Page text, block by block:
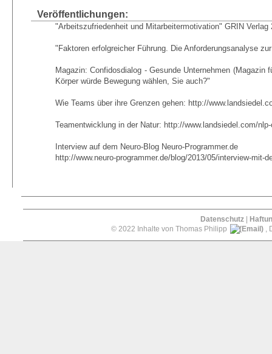
Veröffentlichungen:
"Arbeitszufriedenheit und Mitarbeitermotivation" GRIN Verlag
"Faktoren erfolgreicher Führung. Die Anforderungsanalyse
Magazin: Confidosdialog - Gesunde Unternehmen
Körper würde Bewegung wählen, Sie auch?"
Wie Teams über ihre Grenzen gehen: http://
Teamentwicklung in der Natur: http://www.landsiedel.com/
Interview auf dem Neuro-Blog Neuro-Programmer.de
http://www.neuro-programmer.de/blog/2013/05/interview-mit-
Datenschutz
© 2022 Inhalte von Thomas Philipp
,